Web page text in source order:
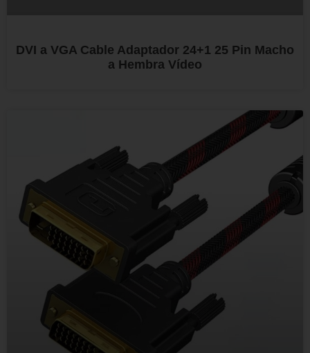
DVI a VGA Cable Adaptador 24+1 25 Pin Macho
a Hembra Vídeo